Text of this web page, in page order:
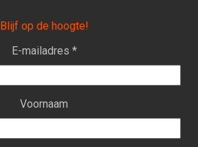
Blijf op de hoogte!
E-mailadres *
Voornaam